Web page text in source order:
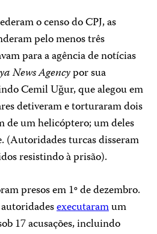
o censo do CPJ, as
pelo menos três
para a agência de notícias
News Agencypor sua
Cemil Uğur, que alegou em
detiveram e torturaram dois
de um helicóptero; um deles
(Autoridades turcas disseram
resistindo à prisão).
presos em 1º de dezembro.
executaramum
17 acusações, incluindo